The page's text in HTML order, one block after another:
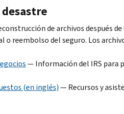
de archivos después de
reembolso del seguro. Los
— Información del IRS para
(en inglés)— Recursos y